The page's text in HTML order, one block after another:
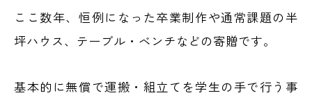
ここ数年、恒例になった卒業制作や通常課題の半
坪ハウス、テーブル・ベンチなどの寄贈です。
基本的に無償で運搬・組立てを学生の手で行う事